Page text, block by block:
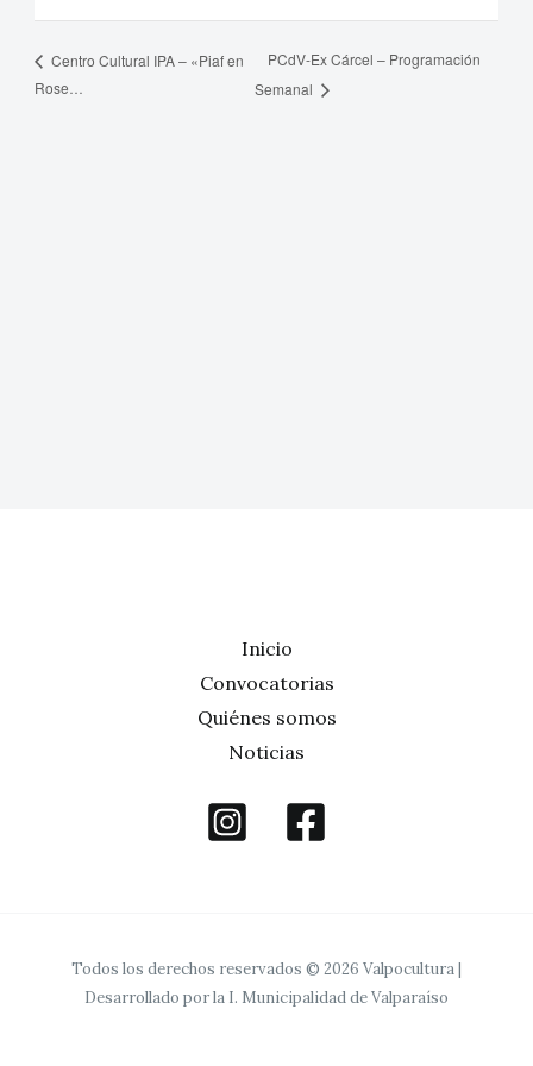
Centro Cultural IPA – «Piaf en
Rose…
PCdV-Ex Cárcel – Programación
Semanal
Inicio
Convocatorias
Quiénes somos
Noticias
Todos los derechos reservados © 2026 Valpocultura |
Desarrollado por la I. Municipalidad de Valparaíso